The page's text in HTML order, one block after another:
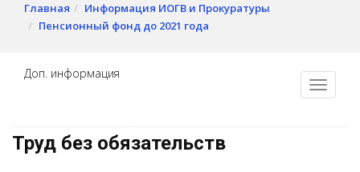
Главная
Информация ИОГВ и Прокуратуры
Пенсионный фонд до 2021 года
Доп. информация
Труд без обязательств